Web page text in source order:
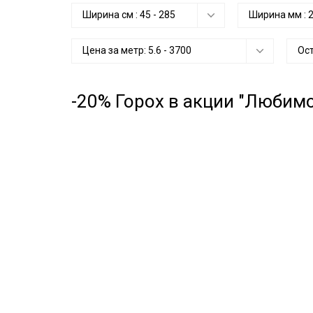
Ширина см : 45 - 285 Ширина мм : 2
Цена за метр: 5.6 - 3700
-20% Горох в акции